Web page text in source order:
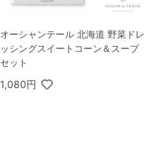
オーシャンテール 北海道 野菜ドレ
ッシングスイートコーン＆スープ
セット
1,080円